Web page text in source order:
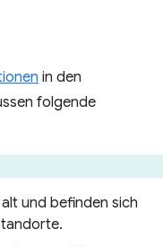
in den
folgende
und befinden sich